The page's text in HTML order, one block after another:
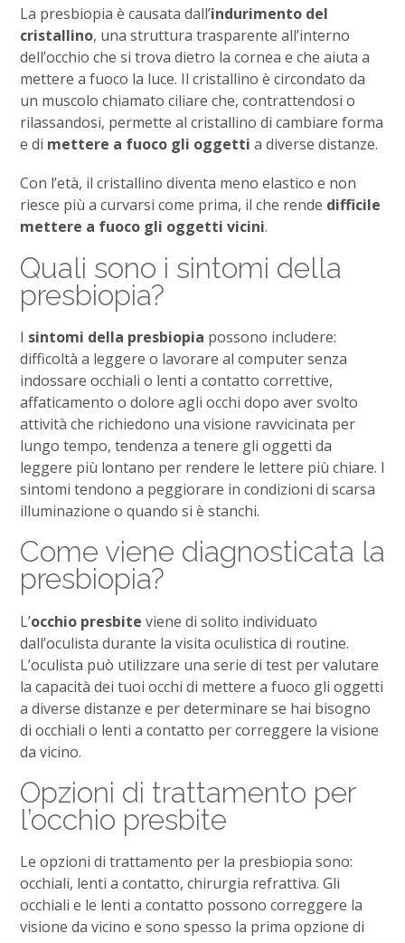
La presbiopia è causata dall’indurimento del
cristallino, una struttura trasparente all’interno
dell’occhio che si trova dietro la cornea e che aiuta a
mettere a fuoco la luce. Il cristallino è circondato da
un muscolo chiamato ciliare che, contrattendosi o
rilassandosi, permette al cristallino di cambiare forma
e di mettere a fuoco gli oggetti a diverse distanze.
Con l’età, il cristallino diventa meno elastico e non
riesce più a curvarsi come prima, il che rende difficile
mettere a fuoco gli oggetti vicini.
Quali sono i sintomi della
presbiopia?
I sintomi della presbiopia possono includere:
difficoltà a leggere o lavorare al computer senza
indossare occhiali o lenti a contatto correttive,
affaticamento o dolore agli occhi dopo aver svolto
attività che richiedono una visione ravvicinata per
lungo tempo, tendenza a tenere gli oggetti da
leggere più lontano per rendere le lettere più chiare. I
sintomi tendono a peggiorare in condizioni di scarsa
illuminazione o quando si è stanchi.
Come viene diagnosticata la
presbiopia?
L’occhio presbite viene di solito individuato
dall’oculista durante la visita oculistica di routine.
L’oculista può utilizzare una serie di test per valutare
la capacità dei tuoi occhi di mettere a fuoco gli oggetti
a diverse distanze e per determinare se hai bisogno
di occhiali o lenti a contatto per correggere la visione
da vicino.
Opzioni di trattamento per
l’occhio presbite
Le opzioni di trattamento per la presbiopia sono:
occhiali, lenti a contatto, chirurgia refrattiva. Gli
occhiali e le lenti a contatto possono correggere la
visione da vicino e sono spesso la prima opzione di